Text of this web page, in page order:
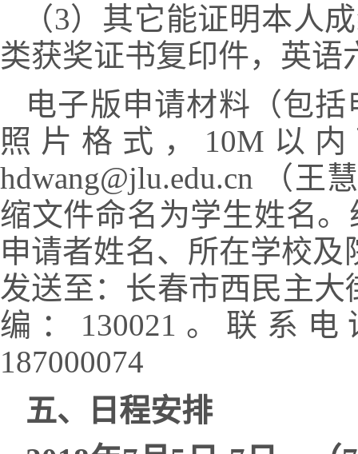
（3）其它能证明本人
类获奖证书复印件，英语
电子版申请材料（包
照片格式，10M以
hdwang@jlu.edu.cn （
缩文件命名为学生姓名
申请者姓名、所在学校及
发送至：长春市西民主
编：130021。联系电
187000074
五、日程安排